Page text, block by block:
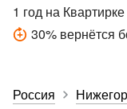
1 год на Квартирке
30% вернётся
Россия